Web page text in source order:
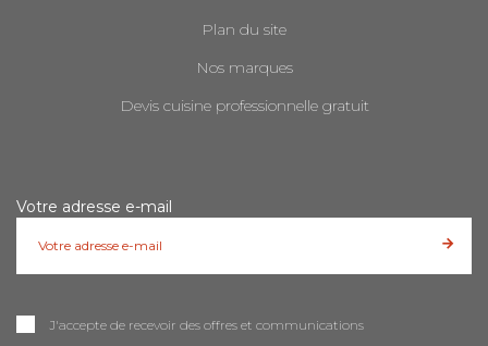
Plan du site
Nos marques
Devis cuisine professionnelle gratuit
Votre adresse e-mail
J'accepte de recevoir des offres et communications